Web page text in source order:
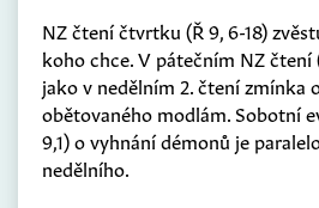
NZ čtení čtvrtku (Ř 9, 6-18)
koho chce. V pátečním NZ čtení
jako v nedělním 2. čtení zmínka
obětovaného modlám. Sobotní
9,1) o vyhnání démonů je
nedělního.